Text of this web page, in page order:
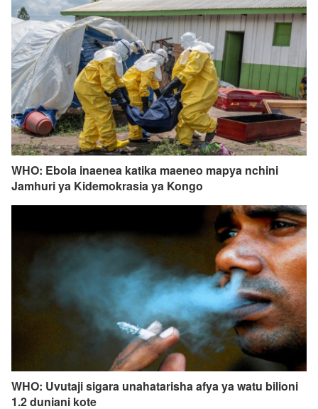
WHO: Ebola inaenea katika maeneo mapya nchini
Jamhuri ya Kidemokrasia ya Kongo
WHO: Uvutaji sigara unahatarisha afya ya watu bilioni
1.2 duniani kote